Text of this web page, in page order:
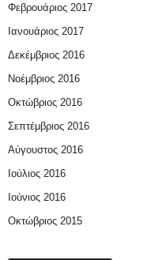
Φεβρουάριος 2017
Ιανουάριος 2017
Δεκέμβριος 2016
Νοέμβριος 2016
Οκτώβριος 2016
Σεπτέμβριος 2016
Αύγουστος 2016
Ιούλιος 2016
Ιούνιος 2016
Οκτώβριος 2015